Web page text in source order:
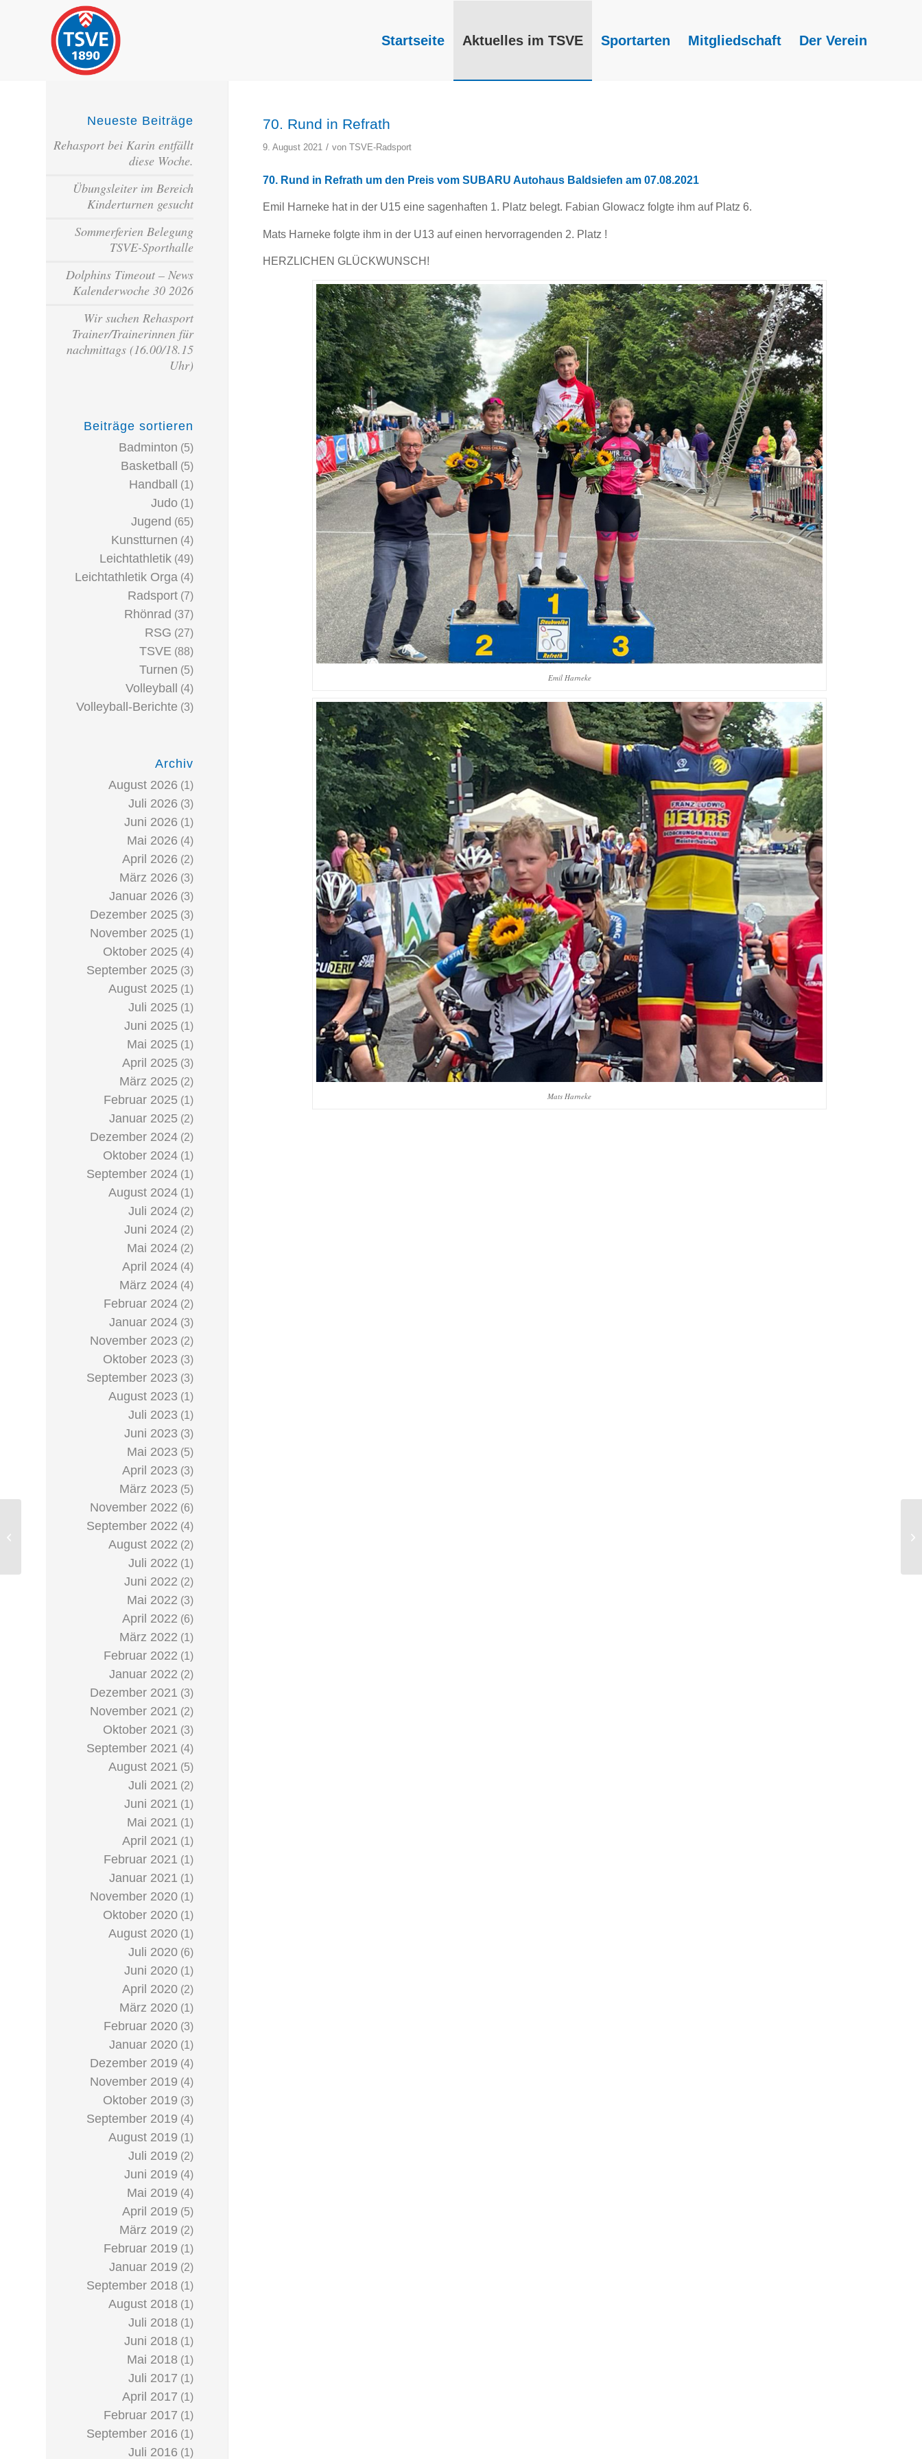
Startseite Aktuelles im TSVE Sportarten Mitgliedschaft Der Verein
70. Rund in Refrath
9. August 2021 / vonTSVE-Radsport
70. Rund in Refrath um den Preis vom SUBARU Autohaus Baldsiefen am 07.08.2021
Emil Harneke hat in der U15 eine sagenhaften 1. Platz belegt. Fabian Glowacz folgte ihm auf Platz 6.
Mats Harneke folgte ihm in der U13 auf einen hervorragenden 2. Platz !
HERZLICHEN GLÜCKWUNSCH!
Emil Harneke
Mats Harneke
Neueste Beiträge
Rehasport bei Karin entfällt
diese Woche.
Übungsleiter im Bereich
Kinderturnen gesucht
Sommerferien Belegung
TSVE-Sporthalle
Dolphins Timeout – News
Kalenderwoche 30 2026
Wir suchen Rehasport
Trainer/Trainerinnen für
nachmittags (16.00/18.15
Uhr)
Beiträge sortieren
Badminton (5)
Basketball (5)
Handball (1)
Judo (1)
Jugend (65)
Kunstturnen (4)
Leichtathletik (49)
Leichtathletik Orga (4)
Radsport (7)
Rhönrad (37)
RSG (27)
TSVE (88)
Turnen (5)
Volleyball (4)
Volleyball-Berichte (3)
Archiv
August 2026 (1)
Juli 2026 (3)
Juni 2026 (1)
Mai 2026 (4)
April 2026 (2)
März 2026 (3)
Januar 2026 (3)
Dezember 2025 (3)
November 2025 (1)
Oktober 2025 (4)
September 2025 (3)
August 2025 (1)
Juli 2025 (1)
Juni 2025 (1)
Mai 2025 (1)
April 2025 (3)
März 2025 (2)
Februar 2025 (1)
Januar 2025 (2)
Dezember 2024 (2)
Oktober 2024 (1)
September 2024 (1)
August 2024 (1)
Juli 2024 (2)
Juni 2024 (2)
Mai 2024 (2)
April 2024 (4)
März 2024 (4)
Februar 2024 (2)
Januar 2024 (3)
November 2023 (2)
Oktober 2023 (3)
September 2023 (3)
August 2023 (1)
Juli 2023 (1)
Juni 2023 (3)
Mai 2023 (5)
April 2023 (3)
März 2023 (5)
November 2022 (6)
September 2022 (4)
August 2022 (2)
Juli 2022 (1)
Juni 2022 (2)
Mai 2022 (3)
April 2022 (6)
März 2022 (1)
Februar 2022 (1)
Januar 2022 (2)
Dezember 2021 (3)
November 2021 (2)
Oktober 2021 (3)
September 2021 (4)
August 2021 (5)
Juli 2021 (2)
Juni 2021 (1)
Mai 2021 (1)
April 2021 (1)
Februar 2021 (1)
Januar 2021 (1)
November 2020 (1)
Oktober 2020 (1)
August 2020 (1)
Juli 2020 (6)
Juni 2020 (1)
April 2020 (2)
März 2020 (1)
Februar 2020 (3)
Januar 2020 (1)
Dezember 2019 (4)
November 2019 (4)
Oktober 2019 (3)
September 2019 (4)
August 2019 (1)
Juli 2019 (2)
Juni 2019 (4)
Mai 2019 (4)
April 2019 (5)
März 2019 (2)
Februar 2019 (1)
Januar 2019 (2)
September 2018 (1)
August 2018 (1)
Juli 2018 (1)
Juni 2018 (1)
Mai 2018 (1)
Juli 2017 (1)
April 2017 (1)
Februar 2017 (1)
September 2016 (1)
Juli 2016 (1)